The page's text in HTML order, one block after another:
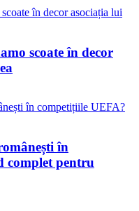
scoate în decor
în
complet pentru